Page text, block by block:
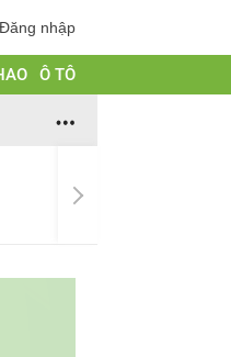
Đăng nhập
Ô TÔ